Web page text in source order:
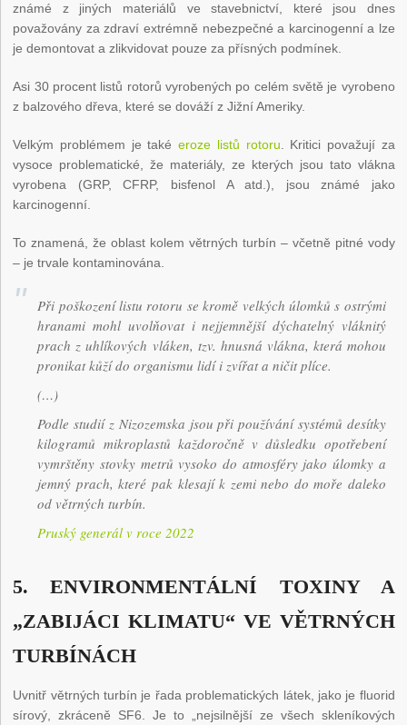
známé z jiných materiálů ve stavebnictví, které jsou dnes
považovány za zdraví extrémně nebezpečné a karcinogenní a lze
je demontovat a zlikvidovat pouze za přísných podmínek.
Asi 30 procent listů rotorů vyrobených po celém světě je vyrobeno
z balzového dřeva, které se dováží z Jižní Ameriky.
Velkým problémem je takéeroze listů rotoru. Kritici považují za
vysoce problematické, že materiály, ze kterých jsou tato vlákna
vyrobena (GRP, CFRP, bisfenol A atd.), jsou známé jako
karcinogenní.
To znamená, že oblast kolem větrných turbín – včetně pitné vody
– je trvale kontaminována.
Při poškození listu rotoru se kromě velkých úlomků s ostrými
hranami mohl uvolňovat i nejjemnější dýchatelný vláknitý
prach z uhlíkových vláken, tzv. hnusná vlákna, která mohou
pronikat kůží do organismu lidí i zvířat a ničit plíce.
(…)
Podle studií z Nizozemska jsou při používání systémů desítky
kilogramů mikroplastů každoročně v důsledku opotřebení
vymrštěny stovky metrů vysoko do atmosféry jako úlomky a
jemný prach, které pak klesají k zemi nebo do moře daleko
od větrných turbín.
Pruský generál v roce 2022
5. ENVIRONMENTÁLNÍ TOXINY A
„ZABIJÁCI KLIMATU“ VE VĚTRNÝCH
TURBÍNÁCH
Uvnitř větrných turbín je řada problematických látek, jako je fluorid
sírový, zkráceně SF6. Je to „nejsilnější ze všech skleníkových